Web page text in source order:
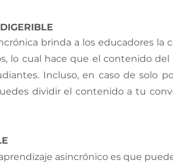
brinda a los educadores la
lo cual hace que el contenido del
Incluso, en caso de solo
dividir el contenido a tu
asincrónico es que